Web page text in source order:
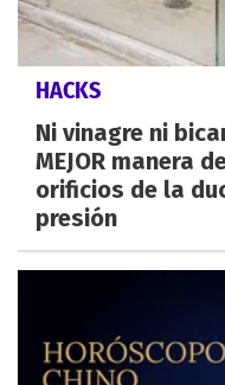
HACKS
Ni vinagre ni
MEJOR manera
orificios de la
presión